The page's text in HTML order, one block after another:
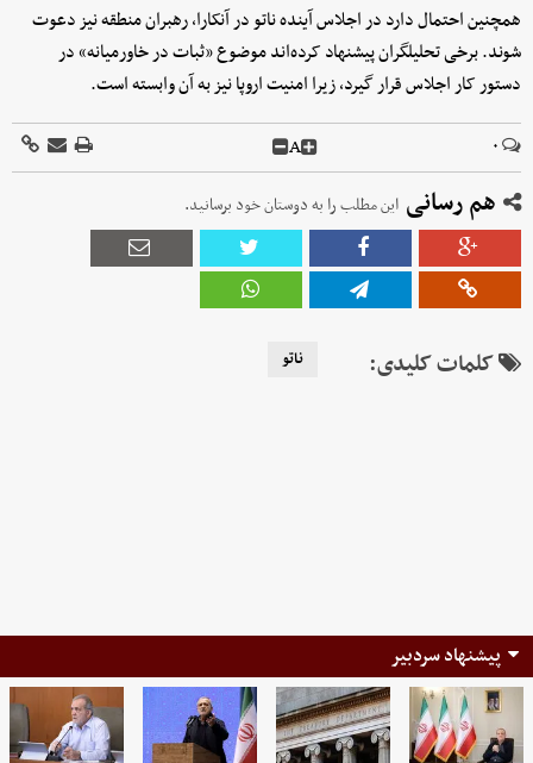
همچنین احتمال دارد در اجلاس آینده ناتو در آنکارا، رهبران منطقه نیز دعوت
شوند. برخی تحلیلگران پیشنهاد کرده‌اند موضوع «ثبات در خاورمیانه» در
دستور کار اجلاس قرار گیرد، زیرا امنیت اروپا نیز به آن وابسته است.
۰ A
هم رسانی این مطلب را به دوستان خود برسانید.
کلمات کلیدی: ناتو
پیشنهاد سردبیر